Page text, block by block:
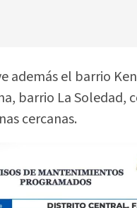
además el barrio
barrio La Soledad,
cercanas.